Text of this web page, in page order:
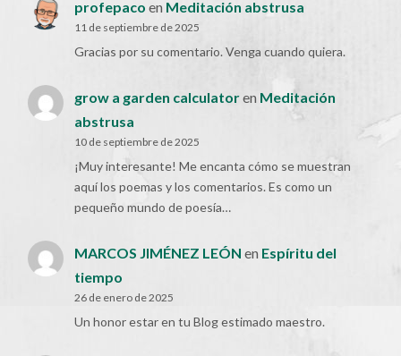
profepaco en Meditación abstrusa
11 de septiembre de 2025
Gracias por su comentario. Venga cuando quiera.
grow a garden calculatoren Meditación
abstrusa
10 de septiembre de 2025
¡Muy interesante! Me encanta cómo se muestran
aquí los poemas y los comentarios. Es como un
pequeño mundo de poesía…
MARCOS JIMÉNEZ LEÓN en Espíritu del
tiempo
26 de enero de 2025
Un honor estar en tu Blog estimado maestro.